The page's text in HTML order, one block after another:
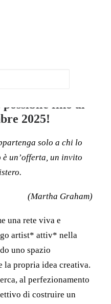
19 settembre 2025
con il
nuova
fino al
2025!
solo a chi lo
è un’offerta, un invito
(Martha Graham)
una rete viva e
artist* attiv* nella
uno spazio
la propria idea creativa.
al perfezionamento
di costruire un